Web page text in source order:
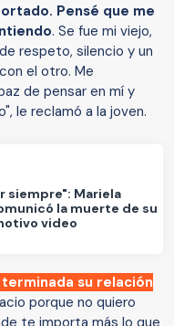
Pensé que me
. Se fue mi viejo,
respeto, silencio y un
el otro. Me
de pensar en mí y
le reclamó a la joven.
siempre": Mariela
la muerte de su
video
su relación
porque no quiero
te importa más lo que